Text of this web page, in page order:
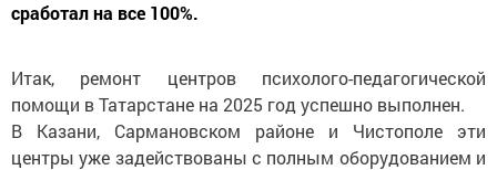
сработал на все 100%.
Итак, ремонт центров психолого-педагогической
помощи в Татарстане на 2025 год успешно выполнен.
В Казани, Сармановском районе и Чистополе эти
центры уже задействованы с полным оборудованием и